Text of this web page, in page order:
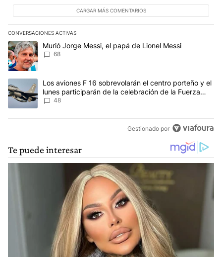
CARGAR MÁS COMENTARIOS
CONVERSACIONES ACTIVAS
Este listado muestra los artículos con más comentarios en los
Un artículo de tendencia con el título "Murió Jorge Messi, el
Murió Jorge Messi, el papá de Lionel Messi
68
Un artículo de tendencia con el título "Los aviones F 16
Los aviones F 16 sobrevolarán el centro porteño y el
lunes participarán de la celebración de la Fuerza
Aérea
48
Gestionado por